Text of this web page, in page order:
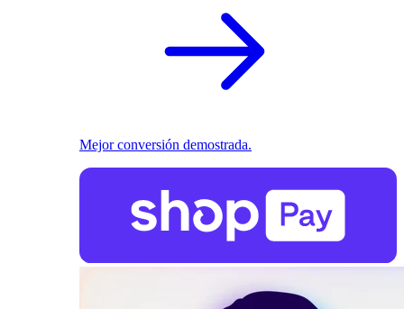
Mejor conversión demostrada.